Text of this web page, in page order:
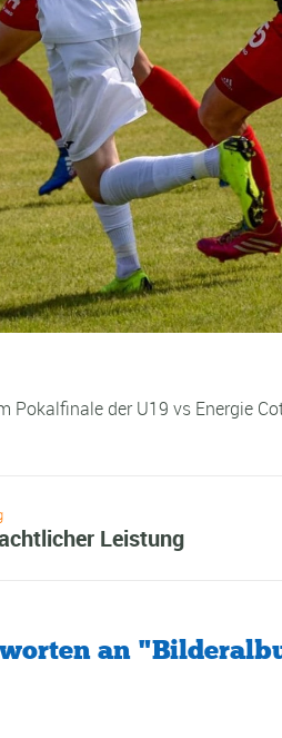
Pokalfinale der U19 vs Energie
Leistung
an